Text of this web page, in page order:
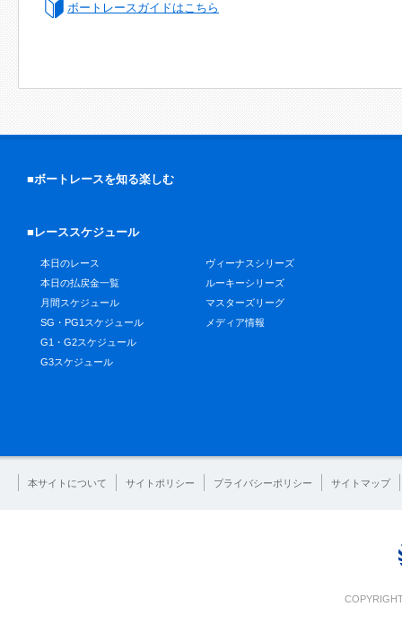
ボートレースガイドはこちら
■ボートレースを知る楽しむ
■レーススケジュール
本日のレース
本日の払戻金一覧
月間スケジュール
SG・PG1スケジュール
G1・G2スケジュール
G3スケジュール
ヴィーナスシリーズ
ルーキーシリーズ
マスターズリーグ
メディア情報
本サイトについて サイトポリシー プライバシーポリシー サイトマップ